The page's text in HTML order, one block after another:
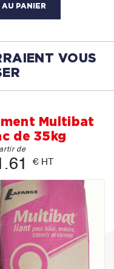
PANIER
VOUS
Multibat
de 35kg
de
€ HT